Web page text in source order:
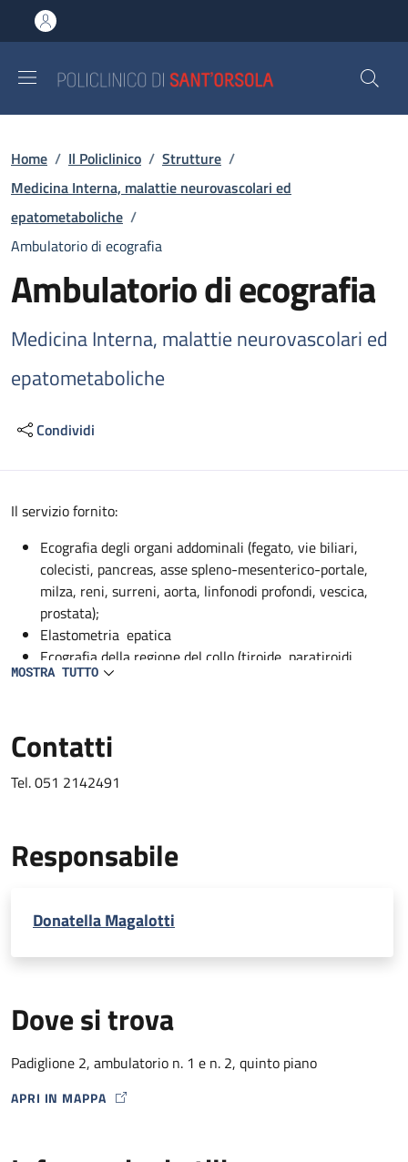
al contenuto principale
to footer content
Briciole di pane
Home / Il Policlinico / Strutture /
Medicina Interna, malattie neurovascolari ed
epatometaboliche /
Ambulatorio di ecografia
Ambulatorio di ecografia
Medicina Interna, malattie neurovascolari ed
epatometaboliche
Condividi
Descrizione
Il servizio fornito:
Ecografia degli organi addominali (fegato, vie biliari,
colecisti, pancreas, asse spleno-mesenterico-portale,
milza, reni, surreni, aorta, linfonodi profondi, vescica,
prostata);
Elastometria epatica
Ecografia della regione del collo (tiroide, paratiroidi,
ghiandole sottomandibolari, parotidi);
arteria epatica, arteria mesenterica superiore, arteria
EcocolorDoppler dei vasi del collo (carotidi, vertebrali,
Stroke)
MOSTRA TUTTO
Contatti
Tel. 051 2142491
Responsabile
Donatella Magalotti
Dove si trova
Padiglione 2, ambulatorio n. 1 e n. 2, quinto piano
APRI IN MAPPA
MAP ICON